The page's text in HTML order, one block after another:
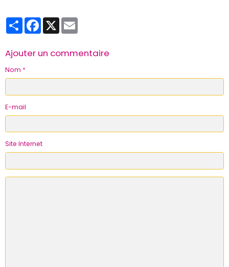
PartagerFacebook
X
Ajouter un commentaire
Nom
E-mail
Site Internet